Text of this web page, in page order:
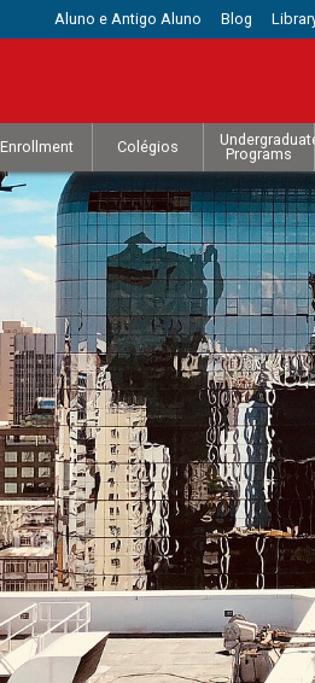
Aluno e Antigo Aluno Blog
Enrollment Colégios
Programs